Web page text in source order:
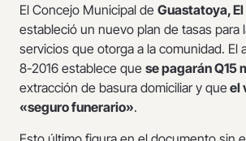
El Concejo Municipal de Guastatoya,
estableció un nuevo plan de tasas para
servicios que otorga a la comunidad. El
8-2016 establece que se pagarán Q15
extracción de basura domiciliar y que el
«seguro funerario».